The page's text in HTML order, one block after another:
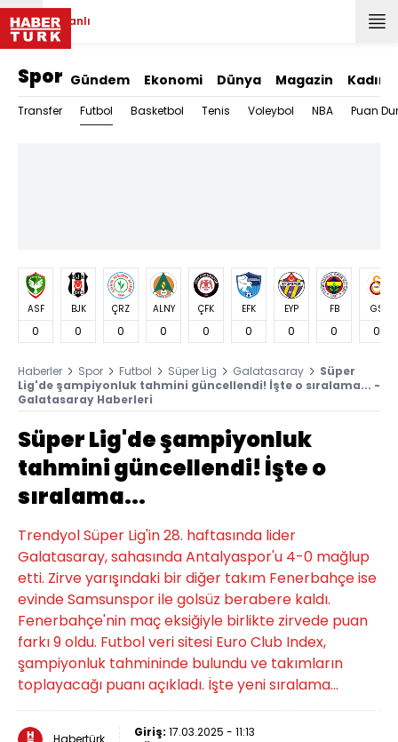
Canlı
Spor Gündem Ekonomi Dünya Magazin Kadın
Transfer Futbol Basketbol Tenis Voleybol NBA Puan
ASF
0
BJK
0
ÇRZ
0
ALNY
0
ÇFK
0
EFK
0
EYP
0
FB
0
GS
0
Haberler Spor Futbol Süper Lig Galatasaray
Süper
Lig'de şampiyonluk tahmini güncellendi! İşte o sıralama... -
Galatasaray Haberleri
Süper Lig'de şampiyonluk
tahmini güncellendi! İşte o
sıralama...
Trendyol Süper Lig'in 28. haftasında lider
Galatasaray, sahasında Antalyaspor'u 4-0 mağlup
etti. Zirve yarışındaki bir diğer takım Fenerbahçe ise
evinde Samsunspor ile golsüz berabere kaldı.
Fenerbahçe'nin maç eksiğiyle birlikte zirvede puan
farkı 9 oldu. Futbol veri sitesi Euro Club Index,
şampiyonluk tahmininde bulundu ve takımların
toplayacağı puanı açıkladı. İşte yeni sıralama...
Habertürk Giriş: 17.03.2025 - 11:13